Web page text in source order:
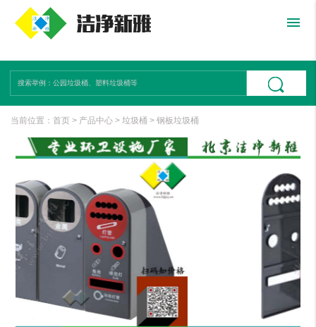
menu
当前位置： 首页> 产品中心> 垃圾桶 > 钢板垃圾桶